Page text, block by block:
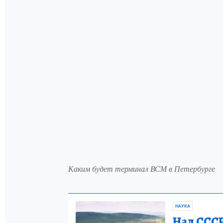
Каким будет терминал ВСМ в Петербурге
НАУКА